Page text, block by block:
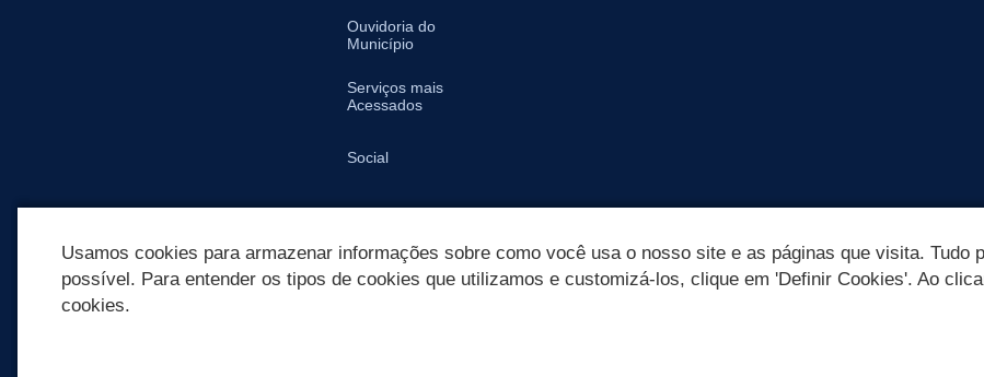
Ouvidoria do
Município
Serviços mais
Acessados
Social
Usamos cookies para armazenar informações sobre como você usa o nosso site e as páginas que visita. Tudo
possível. Para entender os tipos de cookies que utilizamos e customizá-los, clique em 'Definir Cookies'. Ao
cookies.